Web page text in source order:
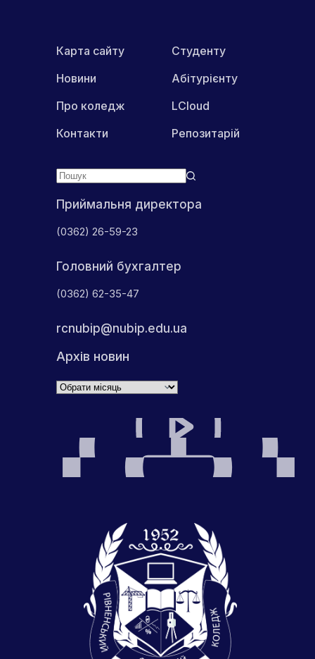
Приймальня директора
(0362) 26-59-23
Головний бухгалтер
(0362) 62-35-47
rcnubip@nubip.edu.ua
Архів новин
Архіви
Карта сайту
Новини
Про коледж
Контакти
Студенту
Абітурієнту
LCloud
Репозитарій